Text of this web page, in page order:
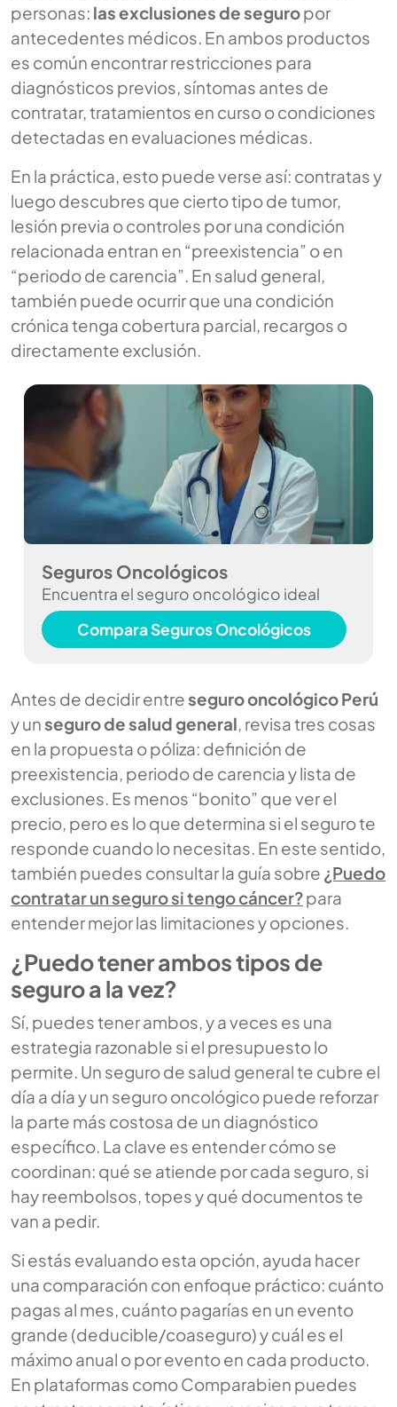
personas: las exclusiones de seguropor
antecedentes médicos. En ambos productos
es común encontrar restricciones para
diagnósticos previos, síntomas antes de
contratar, tratamientos en curso o condiciones
detectadas en evaluaciones médicas.
En la práctica, esto puede verse así: contratas y
luego descubres que cierto tipo de tumor,
lesión previa o controles por una condición
relacionada entran en “preexistencia” o en
“periodo de carencia”. En salud general,
también puede ocurrir que una condición
crónica tenga cobertura parcial, recargos o
directamente exclusión.
Seguros Oncológicos
Encuentra el seguro oncológico ideal
Compara Seguros Oncológicos
Antes de decidir entreseguro oncológico Perú
y unseguro de salud general, revisa tres cosas
en la propuesta o póliza: definición de
preexistencia, periodo de carencia y lista de
exclusiones. Es menos “bonito” que ver el
precio, pero es lo que determina si el seguro te
responde cuando lo necesitas. En este sentido,
también puedes consultar la guía sobre ¿Puedo
contratar un seguro si tengo cáncer?para
entender mejor las limitaciones y opciones.
¿Puedo tener ambos tipos de
seguro a la vez?
Sí, puedes tener ambos, y a veces es una
estrategia razonable si el presupuesto lo
permite. Un seguro de salud general te cubre el
día a día y un seguro oncológico puede reforzar
la parte más costosa de un diagnóstico
específico. La clave es entender cómo se
coordinan: qué se atiende por cada seguro, si
hay reembolsos, topes y qué documentos te
van a pedir.
Si estás evaluando esta opción, ayuda hacer
una comparación con enfoque práctico: cuánto
pagas al mes, cuánto pagarías en un evento
grande (deducible/coaseguro) y cuál es el
máximo anual o por evento en cada producto.
En plataformas como Comparabien puedes